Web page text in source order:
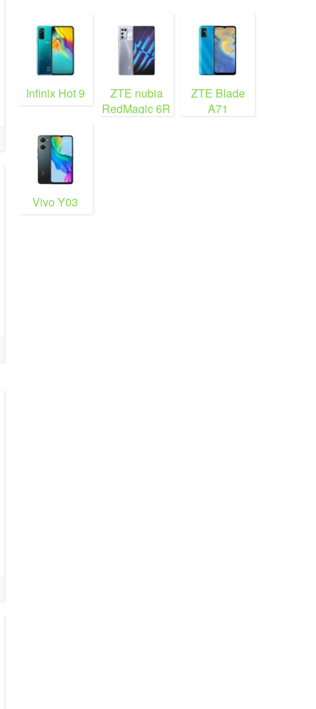
Infinix Hot 9
ZTE nubia
RedMagic 6R
ZTE Blade
A71
Vivo Y03